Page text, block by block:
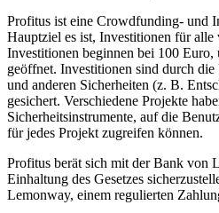
Profitus ist eine Crowdfunding- und
Hauptziel es ist, Investitionen für alle
Investitionen beginnen bei 100
geöffnet. Investitionen sind durch
und anderen Sicherheiten (z. B.
gesichert. Verschiedene Projekte
Sicherheitsinstrumente, auf die
für jedes Projekt zugreifen können.
Profitus berät sich mit der Bank von
Einhaltung des Gesetzes
Lemonway, einem regulierten